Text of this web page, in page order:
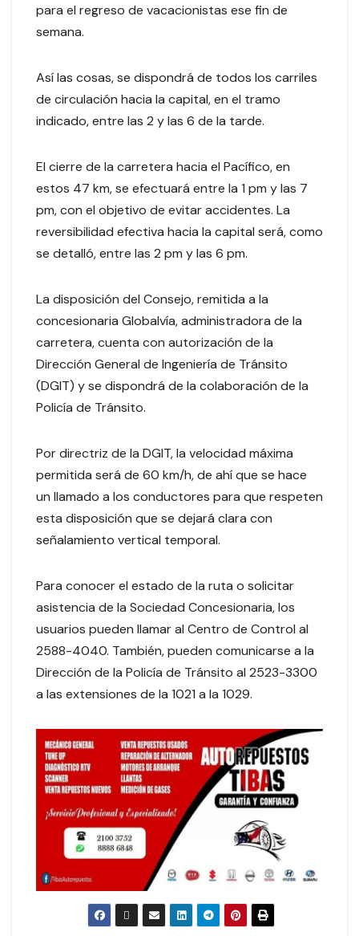
para el regreso de vacacionistas ese fin de
semana.
Así las cosas, se dispondrá de todos los carriles
de circulación hacia la capital, en el tramo
indicado, entre las 2 y las 6 de la tarde.
El cierre de la carretera hacia el Pacífico, en
estos 47 km, se efectuará entre la 1 pm y las 7
pm, con el objetivo de evitar accidentes. La
reversibilidad efectiva hacia la capital será, como
se detalló, entre las 2 pm y las 6 pm.
La disposición del Consejo, remitida a la
concesionaria Globalvía, administradora de la
carretera, cuenta con autorización de la
Dirección General de Ingeniería de Tránsito
(DGIT) y se dispondrá de la colaboración de la
Policía de Tránsito.
Por directriz de la DGIT, la velocidad máxima
permitida será de 60 km/h, de ahí que se hace
un llamado a los conductores para que respeten
esta disposición que se dejará clara con
señalamiento vertical temporal.
Para conocer el estado de la ruta o solicitar
asistencia de la Sociedad Concesionaria, los
usuarios pueden llamar al Centro de Control al
2588-4040. También, pueden comunicarse a la
Dirección de la Policía de Tránsito al 2523-3300
a las extensiones de la 1021 a la 1029.